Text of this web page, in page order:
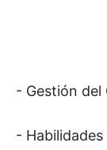
- Gestión del
-